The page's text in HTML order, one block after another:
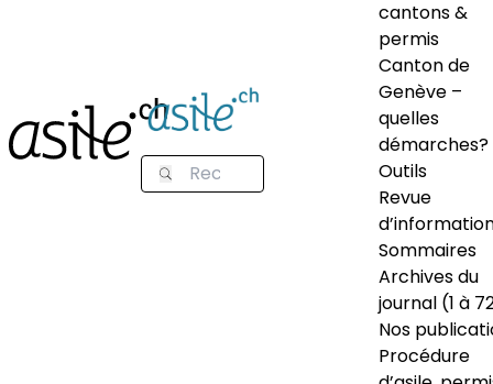
cantons &
permis
Canton de
Genève –
quelles
démarches?
Outils
Revue
Sommaires
Archives du
journal (1 à
Nos
Procédure